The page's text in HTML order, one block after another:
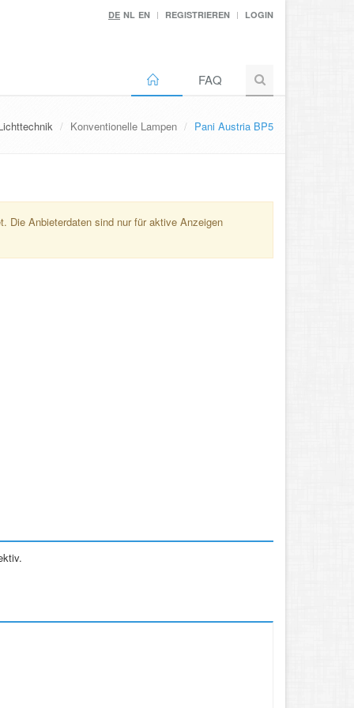
DE NL EN REGISTRIEREN LOGIN
FAQ
Konventionelle Lampen Pani Austria BP5
Die Anbieterdaten sind nur für aktive Anzeigen